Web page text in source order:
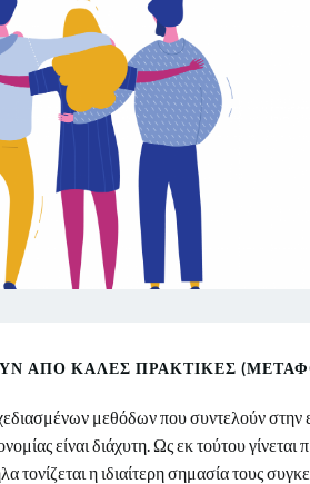
ΑΠΌ ΚΑΛΈΣ ΠΡΑΚΤΙΚΈΣ
μεθόδων που συντελούν
είναι διάχυτη. Ως εκ τούτου
η ιδιαίτερη σημασία τους